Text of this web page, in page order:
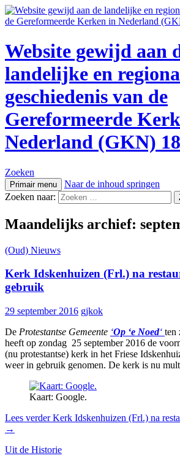
Website gewijd aan
landelijke en
geschiedenis van de
Gereformeerde
Nederland (GKN)
Zoeken
Primair menu
Naar de inhoud springen
Zoeken naar:
Maandelijks archief:
(Oud) Nieuws
Kerk Idskenhuizen (Frl.) na
gebruik
29 september 2016 gjkok
De Protestantse Gemeente ‘Op ‘e Noed‘ ten
heeft op zondag 25 september 2016 de
(nu protestantse) kerk in het Friese
weer in gebruik genomen. De kerk is nu
Kaart: Google.
Lees verderKerk Idskenhuizen (Frl.) na
→
Uit de Historie